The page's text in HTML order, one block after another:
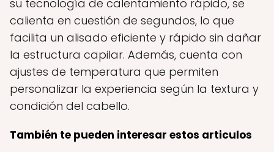
su tecnología de calentamiento rápido, se
calienta en cuestión de segundos, lo que
facilita un alisado eficiente y rápido sin dañar
la estructura capilar. Además, cuenta con
ajustes de temperatura que permiten
personalizar la experiencia según la textura y
condición del cabello.
También te pueden interesar estos articulos